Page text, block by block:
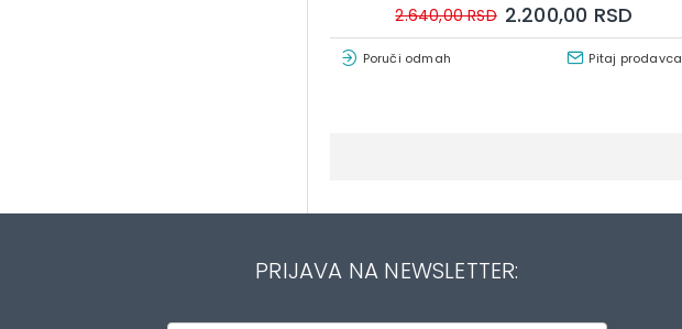
2.200,00 RSD
2.640,00 RSD
Poruči odmah Pitaj prodavca
PRIJAVA NA NEWSLETTER: